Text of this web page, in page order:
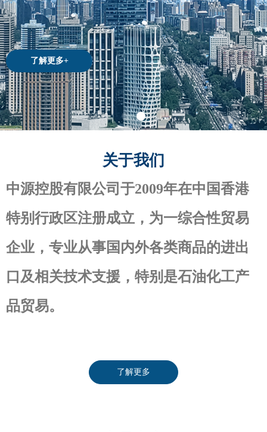
关于我们
中源控股有限公司于2009年在中国香港
特别行政区注册成立，为一综合性贸易
企业，专业从事国内外各类商品的进出
口及相关技术支援，特别是石油化工产
品贸易。
了解更多
了解更多+